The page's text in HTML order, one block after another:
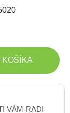
KOŠÍKA
VÁM RADI